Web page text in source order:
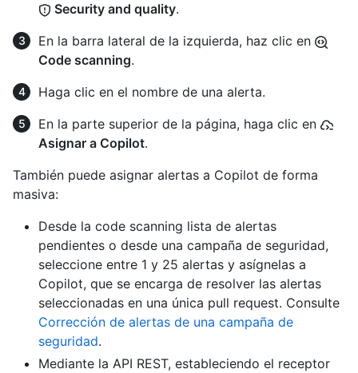
Security and quality.
En la barra lateral de la izquierda, haz clic en
Code scanning.
Haga clic en el nombre de una alerta.
En la parte superior de la página, haga clic en
Asignar a Copilot.
También puede asignar alertas a Copilot de forma
masiva:
Desde la code scanning lista de alertas
pendientes o desde una campaña de seguridad,
seleccione entre 1 y 25 alertas y asígnelas a
Copilot, que se encarga de resolver las alertas
seleccionadas en una única pull request. Consulte
Corrección de alertas de una campaña de
seguridad.
Mediante la API REST, estableciendo el receptor